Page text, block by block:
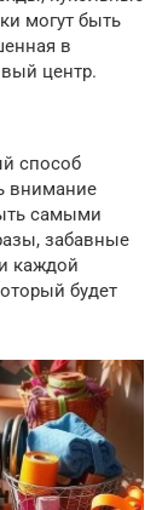
могут быть
в
центр.
способ
внимание
самыми
забавные
каждой
будет